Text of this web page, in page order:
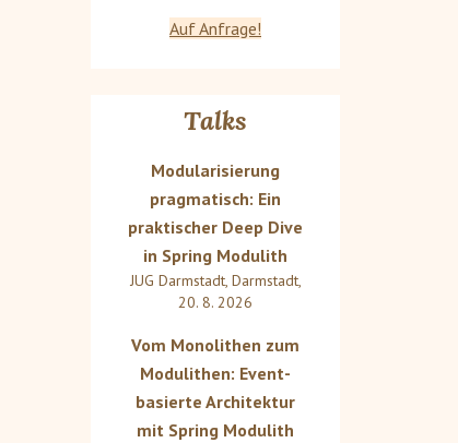
Auf Anfrage!
Talks
Modularisierung
pragmatisch: Ein
praktischer Deep Dive
in Spring Modulith
JUG Darmstadt, Darmstadt,
20. 8. 2026
Vom Monolithen zum
Modulithen: Event-
basierte Architektur
mit Spring Modulith